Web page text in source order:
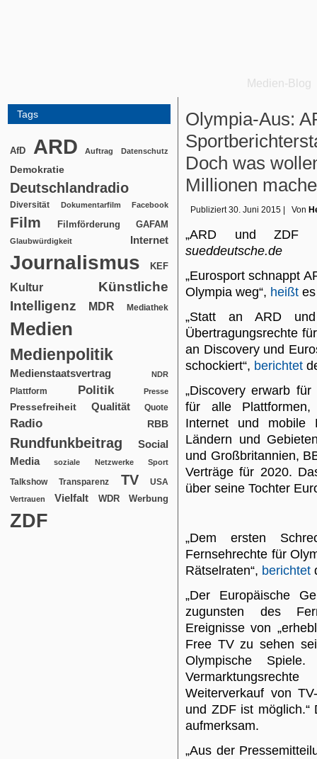
Medien-Blog
Tags
AfD ARD Auftrag Datenschutz
Demokratie
Deutschlandradio
Diversität Dokumentarfilm Facebook
Film Filmförderung GAFAM
Glaubwürdigkeit Internet
Journalismus KEF
Kultur
Künstliche
Intelligenz
MDR Mediathek
Medien
Medienpolitik
Medienstaatsvertrag NDR
Plattform Politik Presse
Pressefreiheit Qualität Quote
Radio RBB
Rundfunkbeitrag
Social
Media
soziale Netzwerke Sport
Talkshow Transparenz TV USA
Vertrauen Vielfalt WDR Werbung
ZDF
Olympia-Aus:
Doch was
Millionen
Publiziert 30. Juni 2015 Von
„ARD und ZDF
sueddeutsche.de
„Eurosport schnappt
Olympia weg“, heißt
„Statt an ARD
Übertragungsrechte
an Discovery und
schockiert“, berichtet
„Discovery erwarb
für alle Plattformen,
Internet und mobile
Ländern und
und Großbritannien,
Verträge für 2020.
über seine Tochter
„Dem ersten
Fernsehrechte für
Rätselraten“, berichtet
„Der Europäische
zugunsten des
Ereignisse von
Free TV zu sehen
Olympische
Weiterverkauf von
und ZDF ist
aufmerksam.
„Aus der